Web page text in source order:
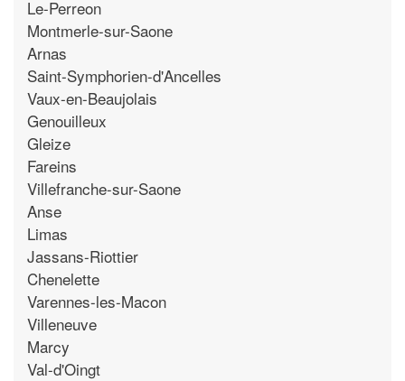
Le-Perreon
Montmerle-sur-Saone
Arnas
Saint-Symphorien-d'Ancelles
Vaux-en-Beaujolais
Genouilleux
Gleize
Fareins
Villefranche-sur-Saone
Anse
Limas
Jassans-Riottier
Chenelette
Varennes-les-Macon
Villeneuve
Marcy
Val-d'Oingt